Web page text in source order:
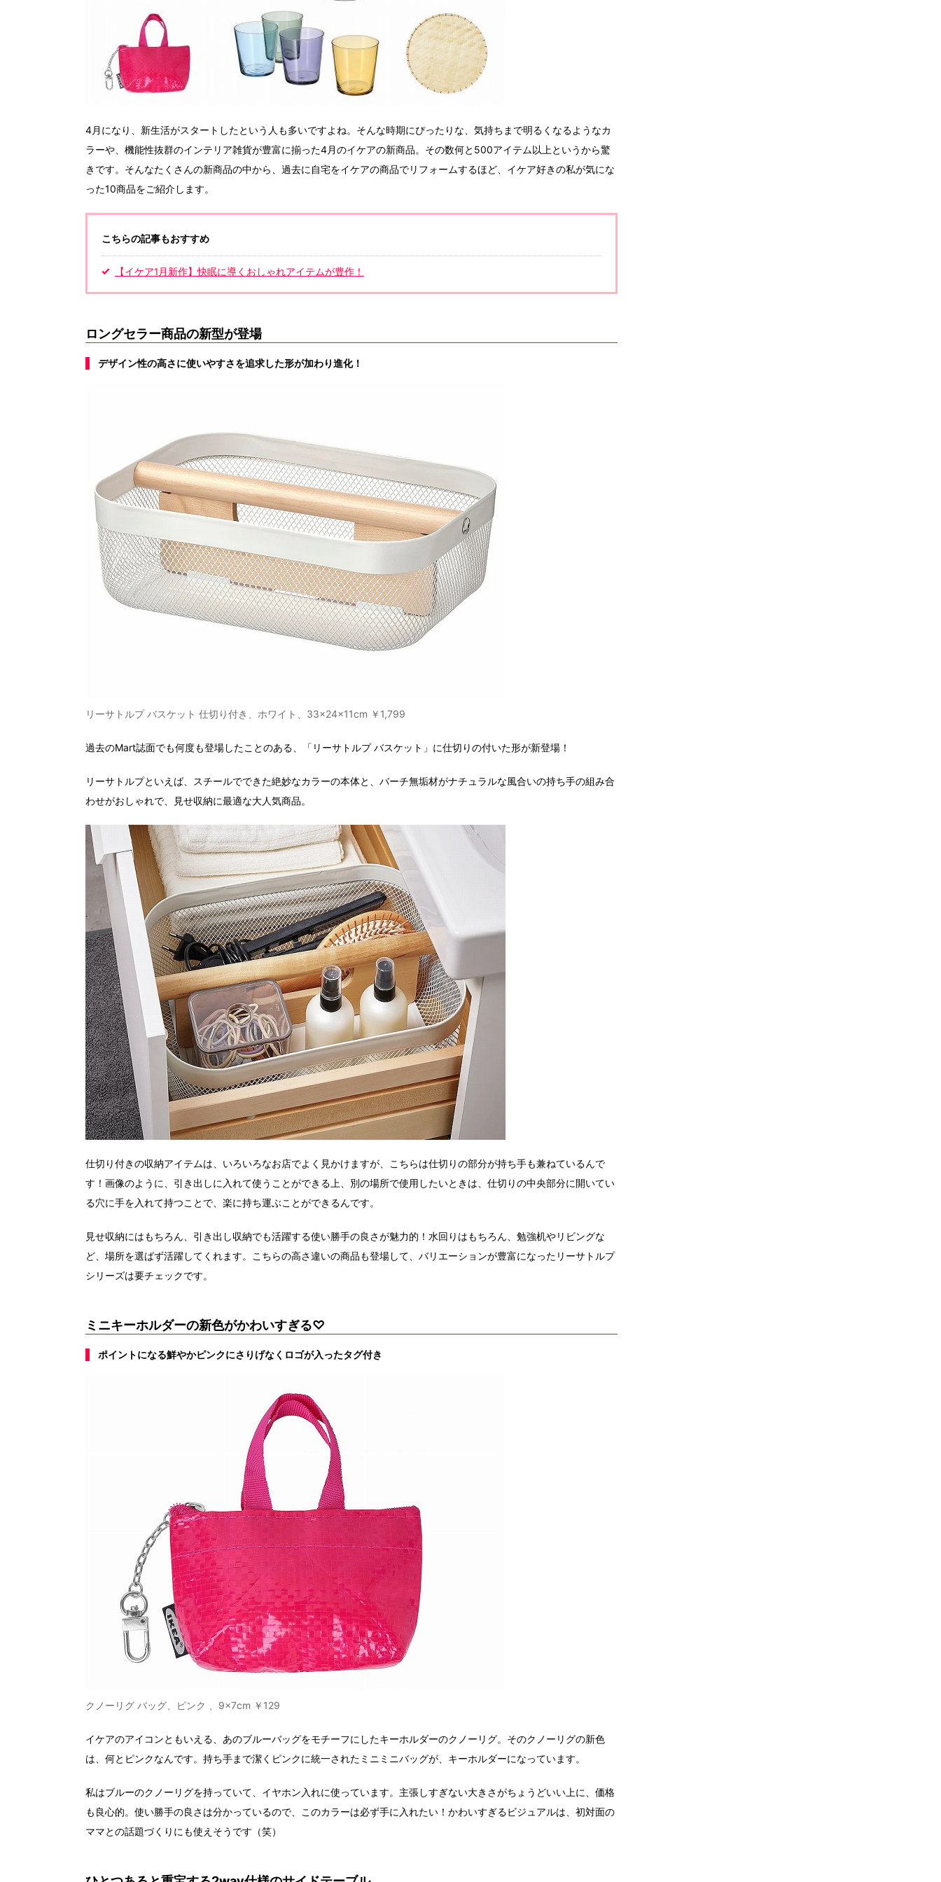
4月になり、新生活がスタートしたという人も多いですよね。そんな時期にぴったりな、気持ちまで明るくなるようなカ
ラーや、機能性抜群のインテリア雑貨が豊富に揃った4月のイケアの新商品。その数何と500アイテム以上というから驚
きです。そんなたくさんの新商品の中から、過去に自宅をイケアの商品でリフォームするほど、イケア好きの私が気にな
った10商品をご紹介します。
こちらの記事もおすすめ
【イケア1月新作】快眠に導くおしゃれアイテムが豊作！
ロングセラー商品の新型が登場
デザイン性の高さに使いやすさを追求した形が加わり進化！
リーサトルプ バスケット 仕切り付き、ホワイト、33×24×11cm ￥1,799
過去のMart誌面でも何度も登場したことのある、「リーサトルプ バスケット」に仕切りの付いた形が新登場！
リーサトルプといえば、スチールでできた絶妙なカラーの本体と、バーチ無垢材がナチュラルな風合いの持ち手の組み合
わせがおしゃれで、見せ収納に最適な大人気商品。
仕切り付きの収納アイテムは、いろいろなお店でよく見かけますが、こちらは仕切りの部分が持ち手も兼ねているんで
す！画像のように、引き出しに入れて使うことができる上、別の場所で使用したいときは、仕切りの中央部分に開いてい
る穴に手を入れて持つことで、楽に持ち運ぶことができるんです。
見せ収納にはもちろん、引き出し収納でも活躍する使い勝手の良さが魅力的！水回りはもちろん、勉強机やリビングな
ど、場所を選ばず活躍してくれます。こちらの高さ違いの商品も登場して、バリエーションが豊富になったリーサトルプ
シリーズは要チェックです。
ミニキーホルダーの新色がかわいすぎる♡
ポイントになる鮮やかピンクにさりげなくロゴが入ったタグ付き
クノーリグ バッグ、ピンク 、9×7cm ￥129
イケアのアイコンともいえる、あのブルーバッグをモチーフにしたキーホルダーのクノーリグ。そのクノーリグの新色
は、何とピンクなんです。持ち手まで潔くピンクに統一されたミニミニバッグが、キーホルダーになっています。
私はブルーのクノーリグを持っていて、イヤホン入れに使っています。主張しすぎない大きさがちょうどいい上に、価格
も良心的。使い勝手の良さは分かっているので、このカラーは必ず手に入れたい！かわいすぎるビジュアルは、初対面の
ママとの話題づくりにも使えそうです（笑）